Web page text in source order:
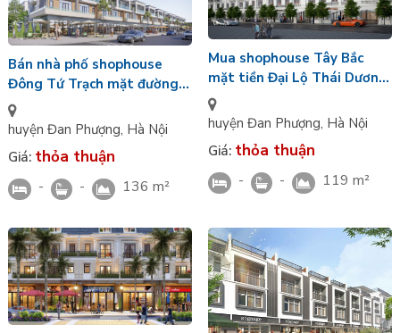
Bán nhà phố shophouse
Đông Tứ Trạch mặt đường
Đại Lộ Ban Mai 136m2 x 4
tầng MT 6m Vin Đan
huyện Đan Phượng, Hà Nội
Giá: thỏa thuận
- - 136 m²
Mua shophouse Tây Bắc
mặt tiền Đại Lộ Thái Dương
khu Hừng Đông nhìn CV chủ
đề Vin Wonder City
huyện Đan Phượng, Hà Nội
Giá: thỏa thuận
- - 119 m²